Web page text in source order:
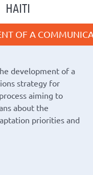
HAITI
OF A
development of a
strategy for
aiming to
about the
priorities and